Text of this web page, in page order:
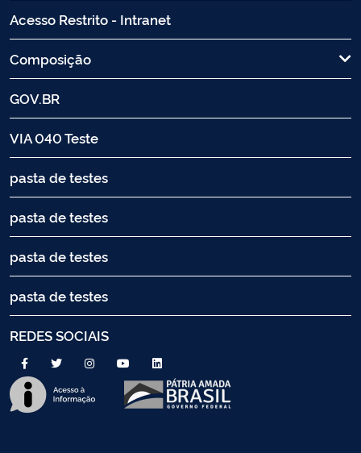
Acesso Restrito - Intranet
Composição
GOV.BR
VIA 040 Teste
pasta de testes
pasta de testes
pasta de testes
pasta de testes
REDES SOCIAIS